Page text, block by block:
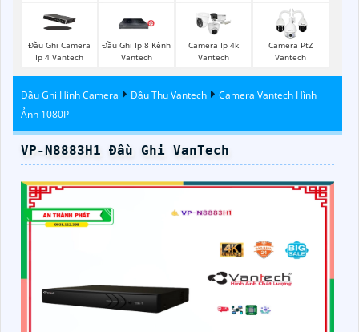
Đầu Ghi Camera
Ip 4 Vantech
Đầu Ghi Ip 8 Kênh
Vantech
Camera Ip 4k
Vantech
Camera PtZ
Vantech
Đầu Ghi Hình Camera Đầu Thu Vantech
Camera Vantech Hình
Ảnh 1080P
VP-N8883H1 Đầu Ghi VanTech